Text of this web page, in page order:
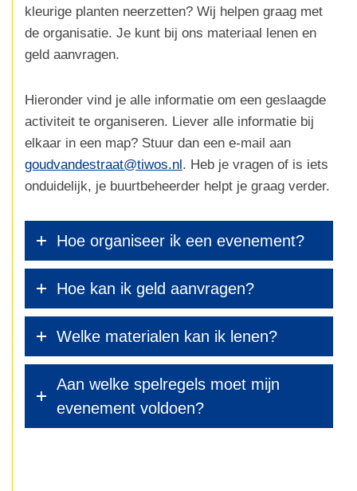
kleurige planten neerzetten? Wij helpen graag met
de organisatie. Je kunt bij ons materiaal lenen en
geld aanvragen.
Hieronder vind je alle informatie om een geslaagde
activiteit te organiseren. Liever alle informatie bij
elkaar in een map? Stuur dan een e-mail aan
goudvandestraat@tiwos.nl. Heb je vragen of is iets
onduidelijk, je buurtbeheerder helpt je graag verder.
Hoe organiseer ik een evenement?
Hoe kan ik geld aanvragen?
Welke materialen kan ik lenen?
Aan welke spelregels moet mijn
evenement voldoen?